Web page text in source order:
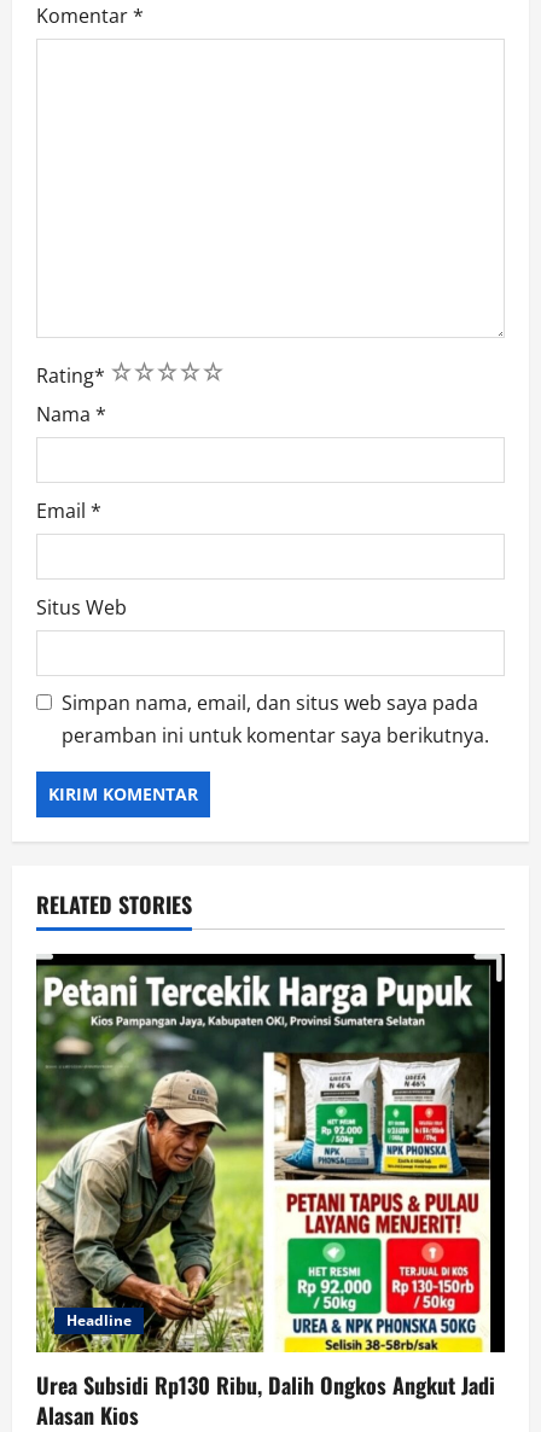
Komentar*
Rating* 5
4
3
2
1
Nama *
Email *
Situs Web
Simpan nama, email, dan situs web saya pada
peramban ini untuk komentar saya berikutnya.
RELATED STORIES
Headline
Urea Subsidi Rp130 Ribu, Dalih Ongkos Angkut Jadi
Alasan Kios